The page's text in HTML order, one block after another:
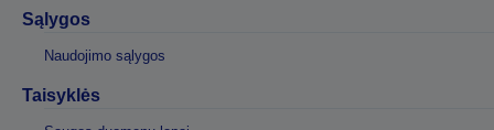
Sąlygos
Naudojimo sąlygos
Taisyklės